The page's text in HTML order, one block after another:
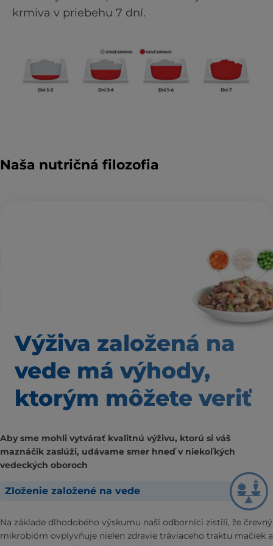
krmiva v priebehu 7 dní.
Naša nutričná filozofia
Výživa založená na
vede má výhody,
ktorým môžete veriť
Aby sme mohli vytvárať kvalitnú výživu, ktorú si váš
maznáčik zaslúži, udávame smer hneď v niekoľkých
vedeckých oboroch
Zloženie založené na vede
Na základe dlhodobého výskumu naši odborníci zistili, že črevný
mikrobióm ovplyvňuje nielen zdravie tráviaceho traktu mačiek a